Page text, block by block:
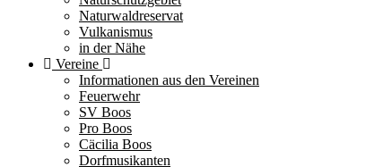
Naturwaldreservat
Vulkanismus
in der Nähe
Vereine
Informationen aus den Vereinen
Feuerwehr
SV Boos
Pro Boos
Cäcilia Boos
Dorfmusikanten